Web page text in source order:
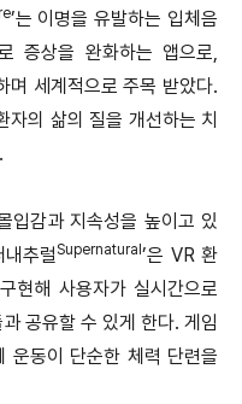
’는 이명을 유발하는 입체음
증상을 완화하는 앱으로,
세계적으로 주목 받았다.
자의 삶의 질을 개선하는 치
입감과 지속성을 높이고 있
내추럴Supernatural’은 VR 환
현해 사용자가 실시간으로
공유할 수 있게 한다. 게임
운동이 단순한 체력 단련을